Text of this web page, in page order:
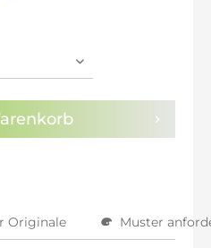
zur
Originale Muster